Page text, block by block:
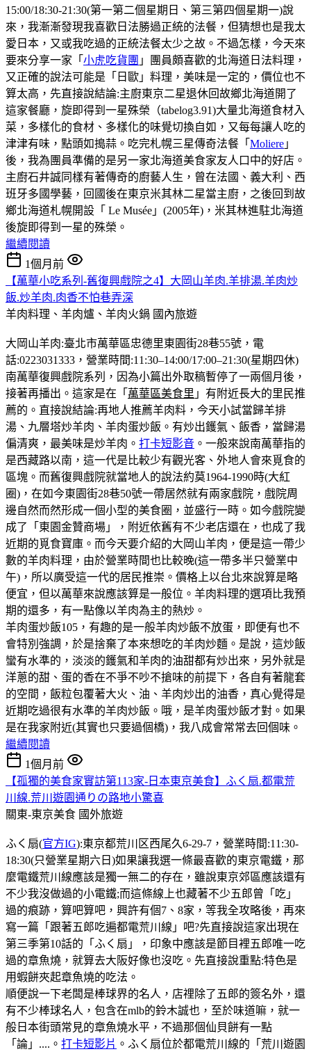
15:00/18:30-21:30(第一第二個星期日、第三第四個星期一)說
來，我漸漸發現我喜歡日法勝過正統的法餐，但猜想也是我太
愛日本，又或我吃過的正統法餐太少之故。不過怎樣，今天來
要來分享一家「 小虎吃貨團 」團員頗喜歡的北海道日法料理，
又正確的說法可能是「日歐」料理，美味是一定的，價位也不
算太高，先直接說結論:主廚東京二星退休回故鄉北海道開了
這家餐廳，旋即得到一星殊榮（tabelog3.91)大量北海道食材入
菜，多樣化的食材、多樣化的味覺切換自如，又每每讓人吃的
津津有味，點頭如搗蒜。吃完札幌三星傳奇法餐「 Moliere 」
後，我為團員準備的是另一家北海道美食家友人口中的好店。
主廚石井誠同樣有著傳奇的廚藝人生，曾在法國、義大利、西
班牙多國學藝，回國後在東京米其林二星當主廚，之後回到故
鄉北海道札幌開設「 Le Musée」(2005年)，米其林進駐北海道
後旋即得到一星的殊榮。
繼續閱讀
1個月前
【萬華小吃系列-舊復興戲院之4】大岡山羊肉.羊排湯.羊肉炒
飯.炒羊肉.肉香不怕巷弄深
羊肉料理、羊肉爐、羊肉火鍋 國內旅遊
大岡山羊肉:臺北市萬華區忠德里東園街28巷55號，電
話:0223031333，營業時間:11:30–14:00/17:00–21:30(星期四休)
南萬華復興戲院系列，因為小篇出外取稿暫停了一兩個月後，
接著再播出。這家是在「 萬華區美食里 」有附近長大的里民推
薦的。直接說結論:再地人推薦羊肉料，今天小試當歸羊排
湯、九層塔炒羊肉、羊肉蛋炒飯。有炒出鑊氣、飯香，當歸湯
偏清爽，最美味是炒羊肉。 打卡短影音 。一般來說南萬華指的
是西藏路以南，這一代是比較少有觀光客、外地人會來覓食的
區塊。而舊復興戲院就當地人的說法約莫1964-1990時(大紅
圈)，在如今東園街28巷50號一帶居然就有兩家戲院，戲院周
邊自然而然形成一個小型的美食圈，並盛行一時。如今戲院變
成了「東園金贊商場」，附近依舊有不少老店還在，也成了我
近期的覓食寶庫。而今天要介紹的大岡山羊肉，便是這一帶少
數的羊肉料理，由於營業時間也比較晚(這一帶多半只營業中
午)，所以廣受這一代的居民推崇。價格上以台北來說算是略
便宜，但以萬華來說應該算是一般位。羊肉料理的選項比我預
期的還多，有一點像以羊肉為主的熱炒。
羊肉蛋炒飯105，有趣的是一般羊肉炒飯不放蛋，即便有也不
會特別強調，於是捨棄了本來想吃的羊肉炒麵。是說，這炒飯
蠻有水準的，淡淡的鑊氣和羊肉的油甜都有炒出來，另外就是
洋蔥的甜、蛋的香在不爭不吵不搶味的前提下，各自有著龍套
的空間，飯粒包覆著大火、油、羊肉炒出的油香，真心覺得是
近期吃過很有水準的羊肉炒飯。哦，是羊肉蛋炒飯才對。如果
是在我家附近(其實也只要過個橋)，我八成會常常去回個味。
繼續閱讀
1個月前
【孤獨的美食家實訪第113家-日本東京美食】ふく扇.都電荒
川線.荒川遊園通りの路地小驚喜
關東-東京美食 國外旅遊
ふく扇(官方IG):東京都荒川区西尾久6-29-7，營業時間:11:30-
18:30(只營業星期六日)如果讓我選一條最喜歡的東京電鐵，那
麼電鐵荒川線應該是獨一無二的存在，雖說東京郊區應該還有
不少我沒做過的小電鐵;而這條線上也藏著不少五郎曾「吃」
過的痕跡，算吧算吧，興許有個7、8家，等我全攻略後，再來
寫一篇「跟著五郎吃遍都電荒川線」吧?先直接說這家出現在
第三季第10話的「ふく扇」，印象中應該是節目裡五郎唯一吃
過的章魚燒，就算去大阪好像也沒吃。先直接說重點:特色是
用蝦餅夾起章魚燒的吃法。
順便說一下老闆是棒球界的名人，店𥚃除了五郎的簽名外，還
有不少棒球名人，包含在mlb的鈴木誠也，至於味道嘛，就一
般日本街頭常見的章魚燒水平，不過那個仙貝餅有一點
「論」....。 打卡短影片 。ふく扇位於都電荒川線的「荒川遊園